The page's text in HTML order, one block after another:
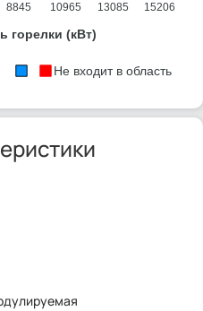
8845 10965 13085 15206
горелки (кВт)
Не входит в область